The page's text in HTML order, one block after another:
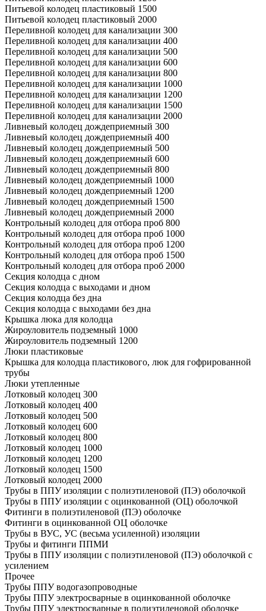
Питьевой колодец пластиковый 1500
Питьевой колодец пластиковый 2000
Переливной колодец для канализации 300
Переливной колодец для канализации 400
Переливной колодец для канализации 500
Переливной колодец для канализации 600
Переливной колодец для канализации 800
Переливной колодец для канализации 1000
Переливной колодец для канализации 1200
Переливной колодец для канализации 1500
Переливной колодец для канализации 2000
Ливневый колодец дождеприемный 300
Ливневый колодец дождеприемный 400
Ливневый колодец дождеприемный 500
Ливневый колодец дождеприемный 600
Ливневый колодец дождеприемный 800
Ливневый колодец дождеприемный 1000
Ливневый колодец дождеприемный 1200
Ливневый колодец дождеприемный 1500
Ливневый колодец дождеприемный 2000
Контрольный колодец для отбора проб 800
Контрольный колодец для отбора проб 1000
Контрольный колодец для отбора проб 1200
Контрольный колодец для отбора проб 1500
Контрольный колодец для отбора проб 2000
Секция колодца с дном
Секция колодца с выходами и дном
Секция колодца без дна
Секция колодца с выходами без дна
Крышка люка для колодца
Жироуловитель подземный 1000
Жироуловитель подземный 1200
Люки пластиковые
Крышка для колодца пластикового, люк для гофрированной
трубы
Люки утепленные
Лотковый колодец 300
Лотковый колодец 400
Лотковый колодец 500
Лотковый колодец 600
Лотковый колодец 800
Лотковый колодец 1000
Лотковый колодец 1200
Лотковый колодец 1500
Лотковый колодец 2000
Трубы в ППУ изоляции с полиэтиленовой (ПЭ) оболочкой
Трубы в ППУ изоляции с оцинкованной (ОЦ) оболочкой
Фитинги в полиэтиленовой (ПЭ) оболочке
Фитинги в оцинкованной ОЦ оболочке
Трубы в ВУС, УС (весьма усиленной) изоляции
Трубы и фитинги ППМИ
Трубы в ППУ изоляции с полиэтиленовой (ПЭ) оболочкой с
усилением
Прочее
Трубы ППУ водогазопроводные
Трубы ППУ электросварные в оцинкованной оболочке
Трубы ППУ электросварные в полиэтиленовой оболочке